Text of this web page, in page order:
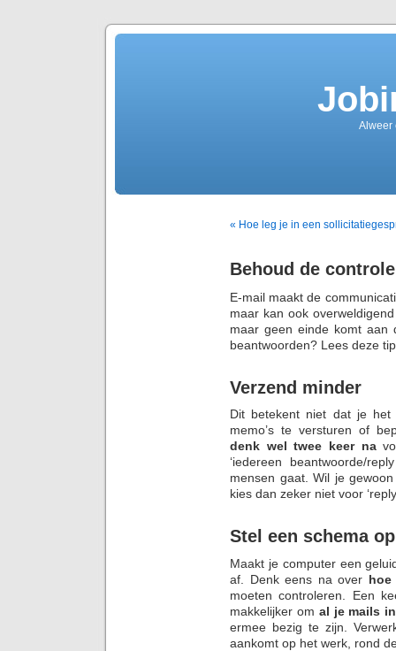
Alweer
« Hoe leg je in een
Behoud de
E-mail maakt de
maar kan ook
maar geen einde komt aan
beantwoorden? Lees deze
Verzend minder
Dit betekent niet dat je het
memo’s te versturen of
denk wel twee keer na
‘iedereen beantwoorde/
mensen gaat. Wil je
kies dan zeker niet voor
Stel een schema op
Maakt je computer een
af. Denk eens na over hoe
moeten controleren. Een
makkelijker om al je mails
ermee bezig te zijn.
aankomt op het werk, rond